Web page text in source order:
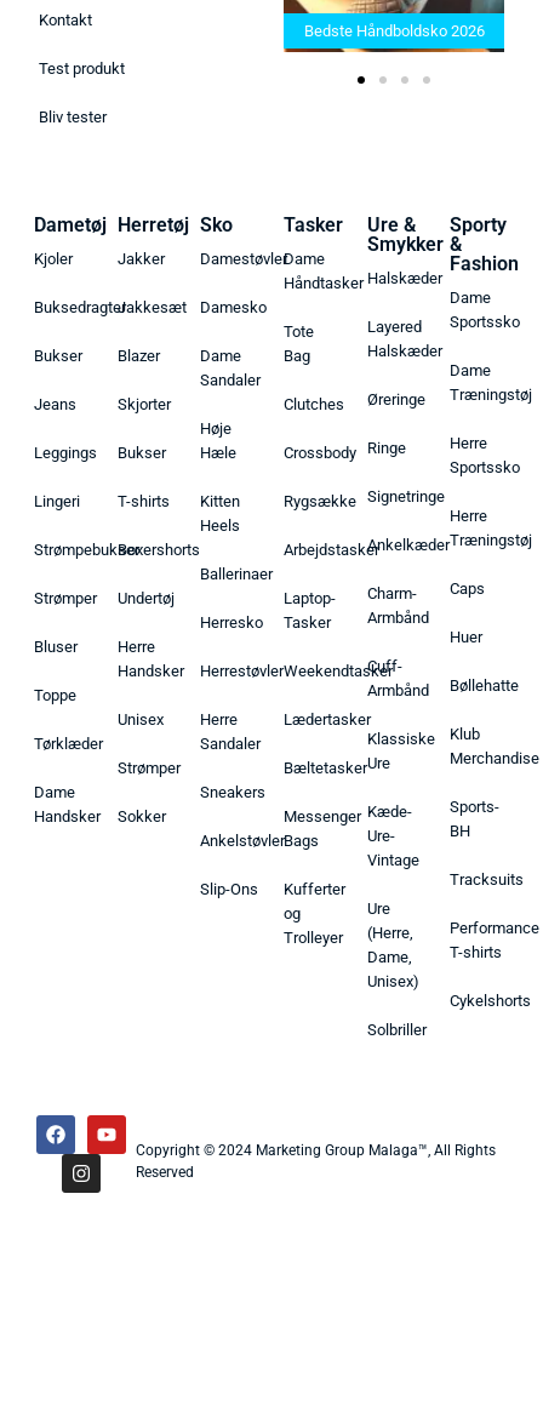
Kontakt
Test produkt
Bliv tester
Bedste Saunatæppe 2025 –
Find de bedste produkter her!
Bedste Håndboldsko 2026
Dametøj
Kjoler
Buksedragter
Bukser
Jeans
Leggings
Lingeri
Strømpebukser
Strømper
Bluser
Toppe
Tørklæder
Dame
Handsker
Herretøj
Jakker
Jakkesæt
Blazer
Skjorter
Bukser
T-shirts
Boxershorts
Undertøj
Herre
Handsker
Unisex
Strømper
Sokker
Sko
Damestøvler
Damesko
Dame
Sandaler
Høje
Hæle
Kitten
Heels
Ballerinaer
Herresko
Herrestøvler
Herre
Sandaler
Sneakers
Ankelstøvler
Slip-Ons
Tasker
Dame
Håndtasker
Tote
Bag
Clutches
Crossbody
Rygsække
Arbejdstasker
Laptop-
Tasker
Weekendtasker
Lædertasker
Bæltetasker
Messenger
Bags
Kufferter
og
Trolleyer
Ure &
Smykker
Halskæder
Layered
Halskæder
Øreringe
Ringe
Signetringe
Ankelkæder
Charm-
Armbånd
Cuff-
Armbånd
Klassiske
Ure
Kæde-
Ure-
Vintage
Ure
(Herre,
Dame,
Unisex)
Solbriller
Sporty
&
Fashion
Dame
Sportssko
Dame
Træningstøj
Herre
Sportssko
Herre
Træningstøj
Caps
Huer
Bøllehatte
Klub
Merchandise
Sports-
BH
Tracksuits
Performance
T-shirts
Cykelshorts
Copyright © 2024 Marketing Group Malaga™, All Rights
Reserved